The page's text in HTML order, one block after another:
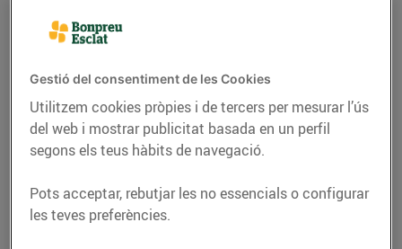
CONSELLS I HÀBITS SALUDABLES
Consells per fer bones
fotos gastronòmiques
27/d’abril/2016
Gestió del consentiment de les Cookies
Utilitzem cookies pròpies i de tercers per mesurar l’ús
del web i mostrar publicitat basada en un perfil
segons els teus hàbits de navegació.
Pots acceptar, rebutjar les no essencials o configurar
les teves preferències.